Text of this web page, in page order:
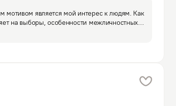
мотивом является мой интерес к людям. Как
на выборы, особенности межличностных
чтобы человек был более свободным,